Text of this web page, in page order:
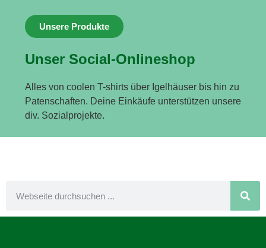
Unsere Produkte
Unser Social-Onlineshop
Alles von coolen T-shirts über Igelhäuser bis hin zu
Patenschaften. Deine Einkäufe unterstützen unsere
div. Sozialprojekte.